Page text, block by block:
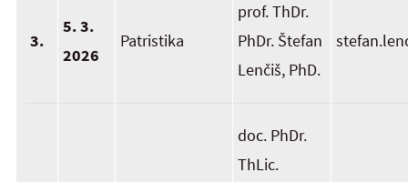
3.
5. 3.
2026
Patristika
prof. ThDr.
PhDr. Štefan
Lenčiš, PhD.
doc. PhDr.
ThLic.